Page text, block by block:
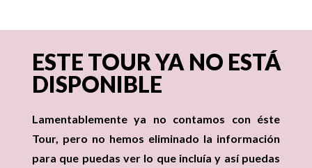
ESTE TOUR YA NO ESTÁ
DISPONIBLE
Lamentablemente ya no contamos con éste
Tour, pero no hemos eliminado la información
para que puedas ver lo que incluía y así puedas